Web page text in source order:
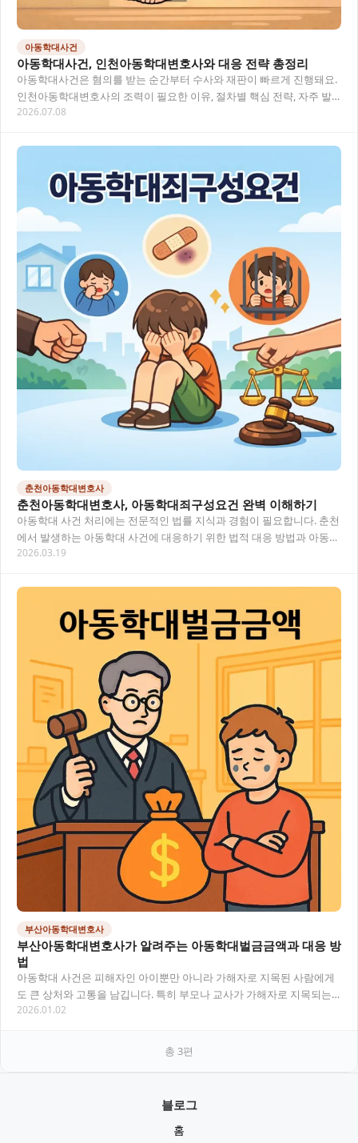
아동학대사건
아동학대사건, 인천아동학대변호사와 대응 전략 총정리
아동학대사건은 혐의를 받는 순간부터 수사와 재판이 빠르게 진행돼요.
인천아동학대변호사의 조력이 필요한 이유, 절차별 핵심 전략, 자주 발
생하는 오해까지 한눈에 정리했습니다. 목차…
2026.07.08
춘천아동학대변호사
춘천아동학대변호사, 아동학대죄구성요건 완벽 이해하기
아동학대 사건 처리에는 전문적인 법률 지식과 경험이 필요합니다. 춘천
에서 발생하는 아동학대 사건에 대응하기 위한 법적 대응 방법과 아동학
대죄구성요건에 대해 상세히 알아보고, 전문…
2026.03.19
부산아동학대변호사
부산아동학대변호사가 알려주는 아동학대벌금금액과 대응 방
법
아동학대 사건은 피해자인 아이뿐만 아니라 가해자로 지목된 사람에게
도 큰 상처와 고통을 남깁니다. 특히 부모나 교사가 가해자로 지목되는
경우, 벌금이나 형사처벌 외에도 사회적 낙인과…
2026.01.02
총 3편
블로그
홈